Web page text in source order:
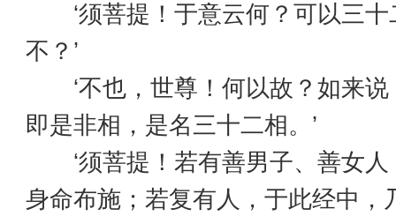
‘须菩提！于意云何？可以三十
不？’
‘不也，世尊！何以故？如来说
即是非相，是名三十二相。’
‘须菩提！若有善男子、善女人
身命布施；若复有人，于此经中，